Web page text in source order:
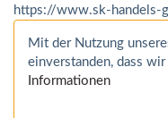
https://www.sk-handels-
Mit der Nutzung
einverstanden, dass
Informationen